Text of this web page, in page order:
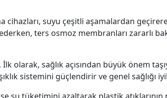
cihazları, suyu çeşitli aşamalardan
ters osmoz membranları zararlı
olarak, sağlık açısından büyük önem
sistemini güçlendirir ve genel sağlığı